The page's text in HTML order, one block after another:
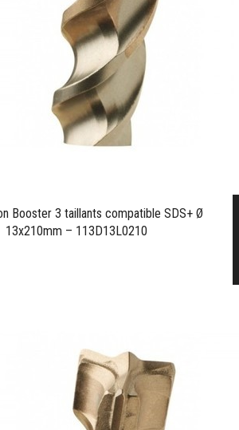
Booster 3 taillants compatible SDS+ Ø
13x210mm – 113D13L0210